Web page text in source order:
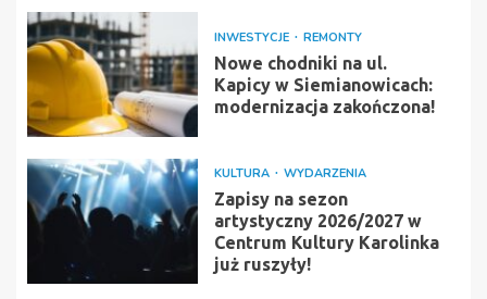
INWESTYCJE REMONTY
Nowe chodniki na ul.
Kapicy w Siemianowicach:
modernizacja zakończona!
KULTURA WYDARZENIA
Zapisy na sezon
artystyczny 2026/2027 w
Centrum Kultury Karolinka
już ruszyły!